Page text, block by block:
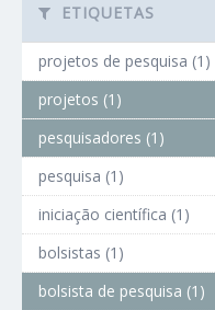
ETIQUETAS
projetos de pesquisa (1)
projetos (1)
pesquisadores (1)
pesquisa (1)
iniciação científica (1)
bolsistas (1)
bolsista de pesquisa (1)